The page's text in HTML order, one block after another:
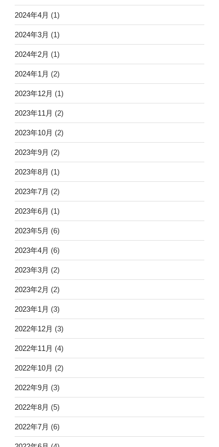
2024年4月 (1)
2024年3月 (1)
2024年2月 (1)
2024年1月 (2)
2023年12月 (1)
2023年11月 (2)
2023年10月 (2)
2023年9月 (2)
2023年8月 (1)
2023年7月 (2)
2023年6月 (1)
2023年5月 (6)
2023年4月 (6)
2023年3月 (2)
2023年2月 (2)
2023年1月 (3)
2022年12月 (3)
2022年11月 (4)
2022年10月 (2)
2022年9月 (3)
2022年8月 (5)
2022年7月 (6)